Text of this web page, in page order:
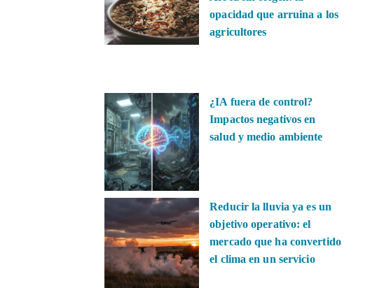
opacidad que arruina a los
agricultores
¿IA fuera de control?
Impactos negativos en
salud y medio ambiente
Reducir la lluvia ya es un
objetivo operativo: el
mercado que ha convertido
el clima en un servicio